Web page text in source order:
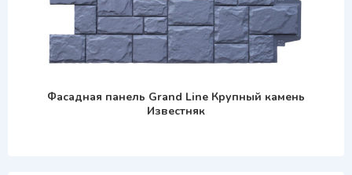
Фасадная панель Grand Line Крупный камень
Известняк